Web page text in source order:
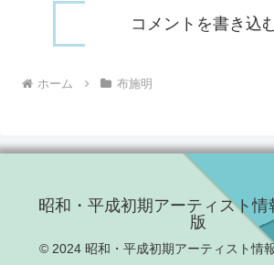
コメントを書き込
ホーム 布施明
昭和・平成初期アーティスト情
版
© 2024 昭和・平成初期アーティスト情